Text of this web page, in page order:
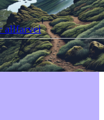
allfarvei